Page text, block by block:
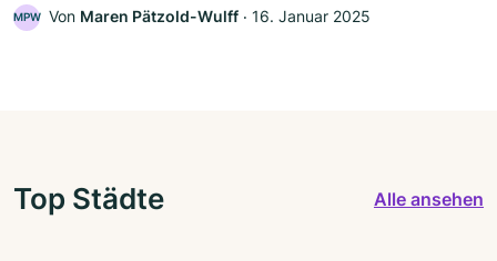
MPW Von Maren Pätzold-Wulff ‧ 16. Januar 2025
Top Städte Alle ansehen